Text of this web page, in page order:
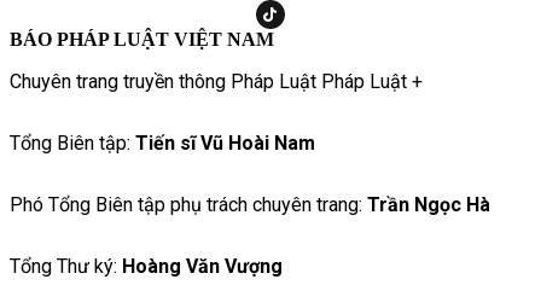
BÁO PHÁP LUẬT VIỆT NAM
Chuyên trang truyền thông Pháp Luật Pháp Luật +
Tổng Biên tập: Tiến sĩ Vũ Hoài Nam
Phó Tổng Biên tập phụ trách chuyên trang: Trần Ngọc Hà
Tổng Thư ký: Hoàng Văn Vượng